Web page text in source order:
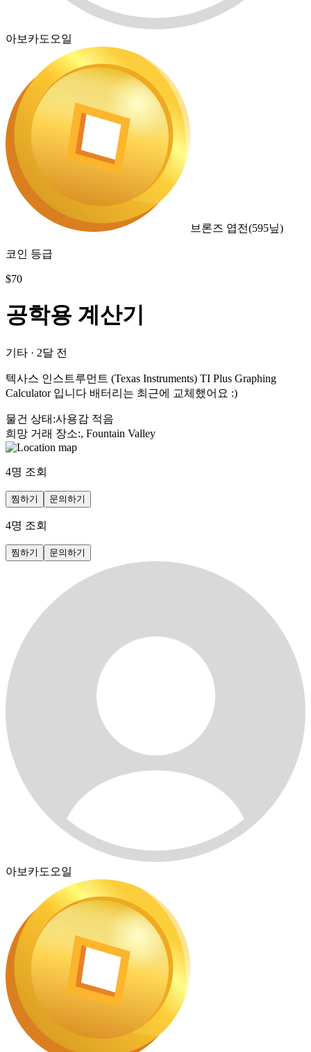
아보카도오일
브론즈 엽전(595닢)
코인 등급
$70
공학용 계산기
기타 · 2달 전
텍사스 인스트루먼트 (Texas Instruments) TI Plus Graphing
Calculator 입니다 배터리는 최근에 교체했어요 :)
물건 상태 :사용감 적음
희망 거래 장소:, Fountain Valley
4명 조회
찜하기 문의하기
4명 조회
찜하기 문의하기
아보카도오일